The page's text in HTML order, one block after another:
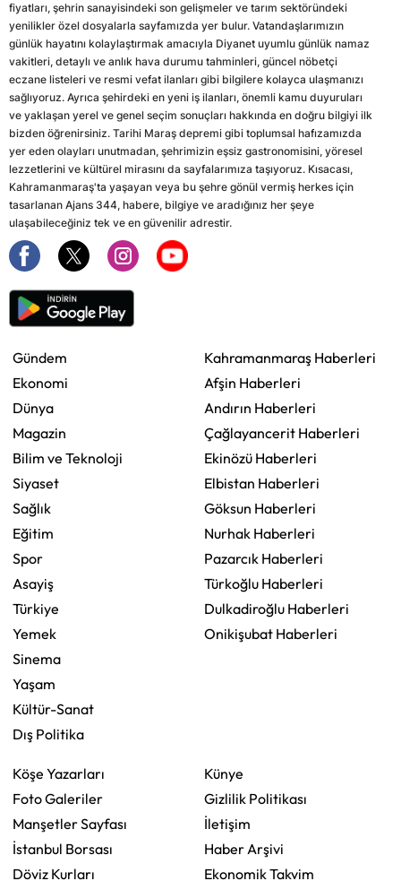
fiyatları, şehrin sanayisindeki son gelişmeler ve tarım sektöründeki
yenilikler özel dosyalarla sayfamızda yer bulur. Vatandaşlarımızın
günlük hayatını kolaylaştırmak amacıyla Diyanet uyumlu günlük namaz
vakitleri, detaylı ve anlık hava durumu tahminleri, güncel nöbetçi
eczane listeleri ve resmi vefat ilanları gibi bilgilere kolayca ulaşmanızı
sağlıyoruz. Ayrıca şehirdeki en yeni iş ilanları, önemli kamu duyuruları
ve yaklaşan yerel ve genel seçim sonuçları hakkında en doğru bilgiyi ilk
bizden öğrenirsiniz. Tarihi Maraş depremi gibi toplumsal hafızamızda
yer eden olayları unutmadan, şehrimizin eşsiz gastronomisini, yöresel
lezzetlerini ve kültürel mirasını da sayfalarımıza taşıyoruz. Kısacası,
Kahramanmaraş'ta yaşayan veya bu şehre gönül vermiş herkes için
tasarlanan Ajans 344, habere, bilgiye ve aradığınız her şeye
ulaşabileceğiniz tek ve en güvenilir adrestir.
Gündem
Ekonomi
Dünya
Magazin
Bilim ve Teknoloji
Siyaset
Sağlık
Eğitim
Spor
Asayiş
Türkiye
Yemek
Sinema
Yaşam
Kültür-Sanat
Dış Politika
Kahramanmaraş Haberleri
Afşin Haberleri
Andırın Haberleri
Çağlayancerit Haberleri
Ekinözü Haberleri
Elbistan Haberleri
Göksun Haberleri
Nurhak Haberleri
Pazarcık Haberleri
Türkoğlu Haberleri
Dulkadiroğlu Haberleri
Onikişubat Haberleri
Köşe Yazarları
Foto Galeriler
Manşetler Sayfası
İstanbul Borsası
Döviz Kurları
Künye
Gizlilik Politikası
İletişim
Haber Arşivi
Ekonomik Takvim